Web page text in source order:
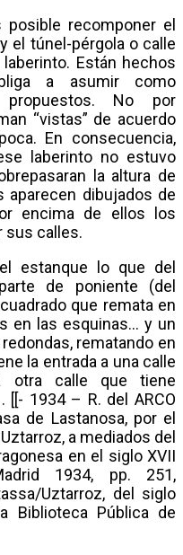
recomponer el
el túnel-pérgola o calle
Están hechos
a asumir como
No por
“vistas” de acuerdo
En consecuencia,
laberinto no estuvo
la altura de
dibujados de
encima de ellos los
sus calles.
estanque lo que del
de poniente (del
que remata en
en las esquinas… y un
rematando en
la entrada a una calle
otra calle que tiene
[[- 1934 – R. del ARCO
de Lastanosa, por el
a mediados del
en el siglo XVII
1934, pp. 251,
Uztarroz, del siglo
Biblioteca Pública de